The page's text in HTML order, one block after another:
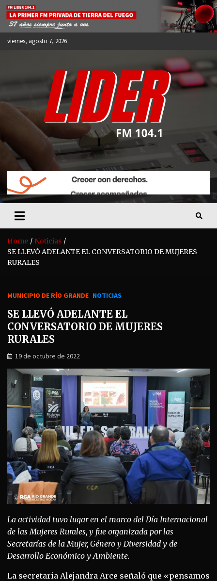
Skip
content
viernes, agosto 7, 2026
FM LIDER 104.1
Home
Noticias
SE LLEVÓ ADELANTE EL CONVERSATORIO DE MUJERES
RURALES
MUNICIPIO DE RÍO GRANDE NOTICIAS
SE LLEVÓ ADELANTE EL
CONVERSATORIO DE MUJERES
RURALES
19 de octubre de 2022
La actividad tuvo lugar en el marco del Día Internacional
de las Mujeres Rurales, y fue organizada por las
Secretarías de la Mujer, Género y Diversidad y de
Desarrollo Económico y Ambiente.
La secretaria Alejandra Arce señaló que «pensamos